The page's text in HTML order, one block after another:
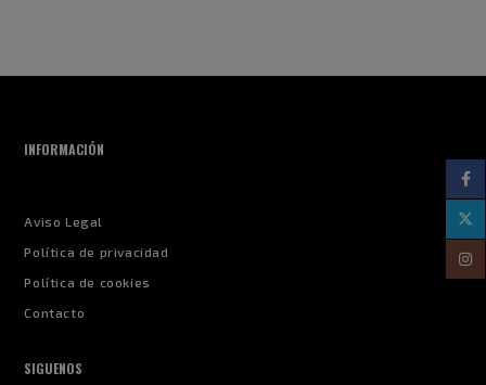
INFORMACIÓN
Aviso Legal
Política de privacidad
Política de cookies
Contacto
SIGUENOS